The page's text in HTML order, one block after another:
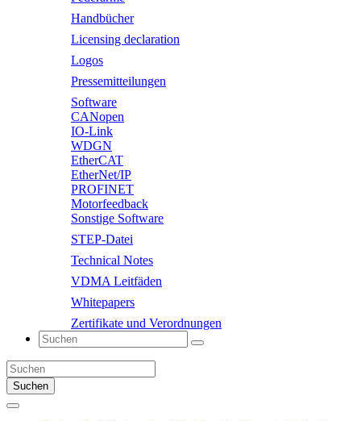
Handbücher
Licensing declaration
Logos
Pressemitteilungen
Software
CANopen
IO-Link
WDGN
EtherCAT
EtherNet/IP
PROFINET
Motorfeedback
Sonstige Software
STEP-Datei
Technical Notes
VDMA Leitfäden
Whitepapers
Zertifikate und Verordnungen
Suchen